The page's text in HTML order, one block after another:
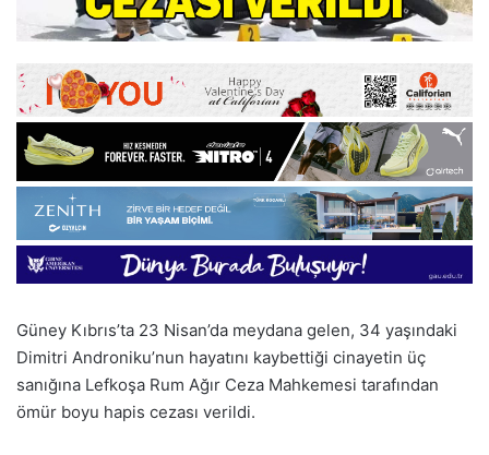
Güney Kıbrıs’ta 23 Nisan’da meydana gelen, 34 yaşındaki
Dimitri Androniku’nun hayatını kaybettiği cinayetin üç
sanığına Lefkoşa Rum Ağır Ceza Mahkemesi tarafından
ömür boyu hapis cezası verildi.